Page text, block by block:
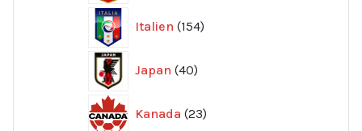
Italien 154
produkter
Japan 40
produkter
Kanada 23
produkter